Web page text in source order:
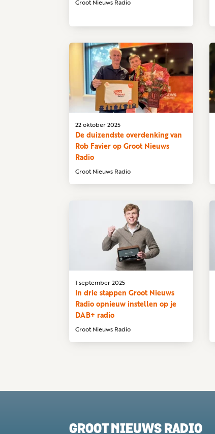
Groot Nieuws Radio
Groot Nieuws Radio
De duizendste overdenking van
Rob Favier op Groot Nieuws
Radio
22 oktober 2025
Groot Nieuws Radio
In drie stappen Groot Nieuws
Radio opnieuw instellen op je
DAB+ radio
1 september 2025
GROOT NIEUWS RADIO